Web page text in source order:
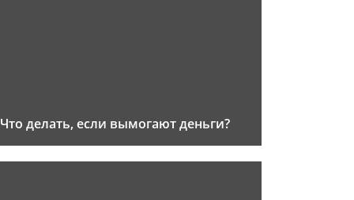
Что делать, если вымогают деньги?